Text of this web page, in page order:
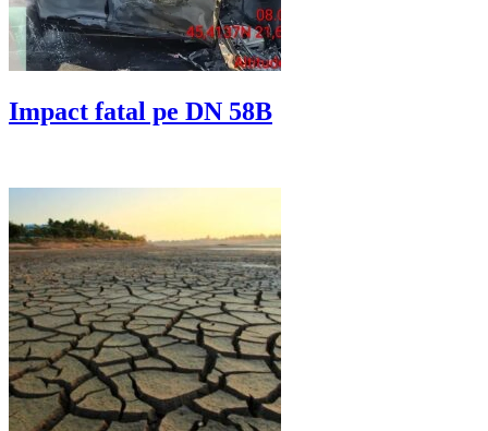
Impact fatal pe DN 58B